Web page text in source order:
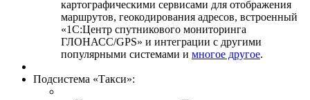
картографическими сервисами для отображения
маршрутов, геокодирования адресов, встроенный
«1С:Центр спутникового мониторинга
ГЛОНАСС/GPS» и интеграции с другими
популярными системами и многое другое.
Подсистема «Такси»: